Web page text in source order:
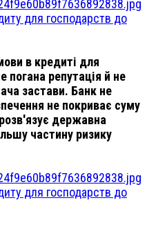
для господарств до
в кредиті для
погана репутація й не
застави. Банк не
не покриває суму
державна
частину ризику
для господарств до